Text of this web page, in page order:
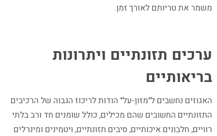
משמר את טריותם לאורך זמן.
ערכים תזונתיים ויתרונות
בריאותיים
האגוזים נחשבים ל"מזון-על" הודות לריכוז הגבוה של הרכיבים
התזונתיים החשובים שהם מכילים, כולל שומנים חד ורב בלתי
רוויים, חלבונים איכותיים, סיבים תזונתיים, ויטמינים ומינרלים